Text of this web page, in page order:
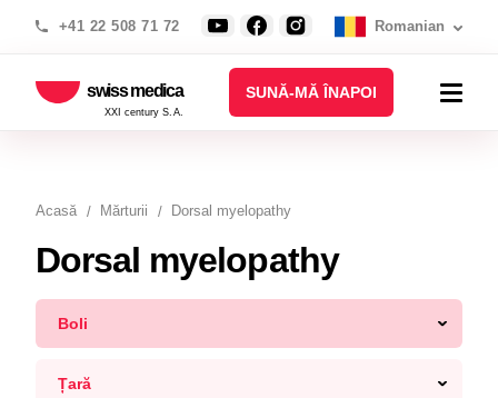
+41 22 508 71 72 Romanian
swiss medica
XXI century S.A.
SUNĂ-MĂ ÎNAPOI
Acasă Mărturii Dorsal myelopathy
Dorsal myelopathy
Boli
Țară